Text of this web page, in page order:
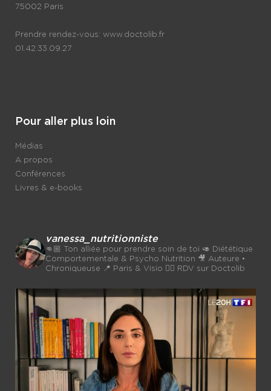
75002 Paris
Prendre rendez-vous: www.doctolib.fr
01.42.33.09.27
Pour aller plus loin
Médias
A propos
Conférences
Livres & e-books
vanessa_nutritionniste
👊🏼 Ton alliée pour prendre soin de toi 🥑 Diététique
Comportementale & Psycho Nutrition 🎥 Auteure •
Chroniqueuse 📍 Paris & Visio 👉🏼 RDV sur Doctolib